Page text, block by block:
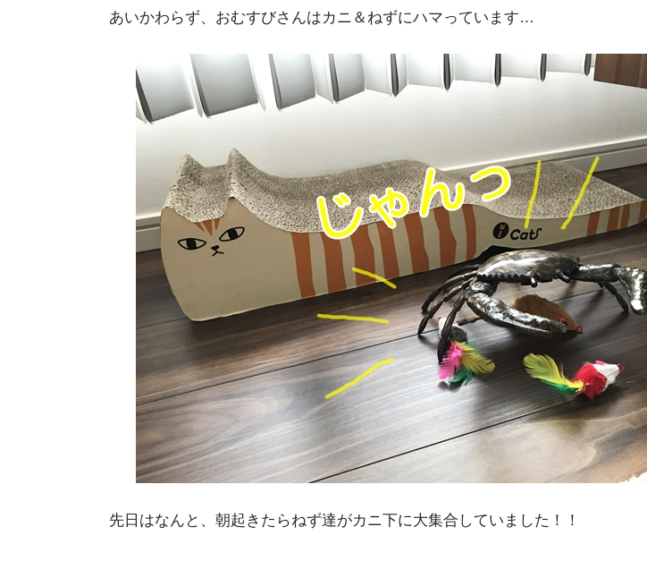
あいかわらず、おむすびさんはカニ＆ねずにハマっています…
先日はなんと、朝起きたらねず達がカニ下に大集合していました！！